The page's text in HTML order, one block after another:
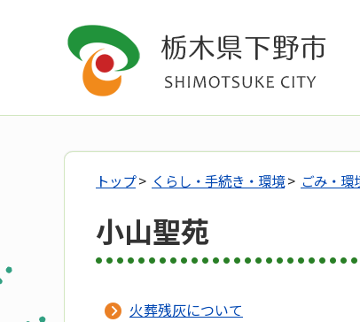
トップ> くらし・手続き・環境> ごみ・環
小山聖苑
火葬残灰について